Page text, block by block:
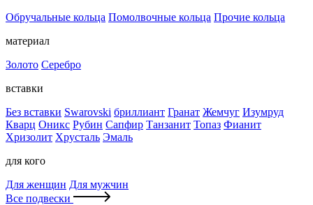
Обручальные кольца Помолвочные кольца Прочие кольца
материал
Золото Серебро
вставки
Без вставки Swarovski бриллиант Гранат Жемчуг Изумруд
Кварц Оникс Рубин Сапфир Танзанит Топаз Фианит
Хризолит Хрусталь Эмаль
для кого
Для женщин Для мужчин
Все подвески